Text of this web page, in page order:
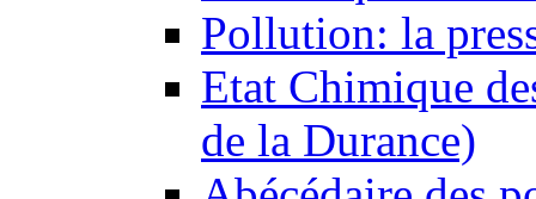
Pollution: la
Etat Chimique
de la Durance)